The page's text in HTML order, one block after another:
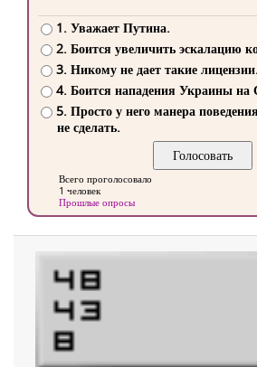
1. Уважает Путина.
2. Боится увеличить эскалацию
3. Никому не дает такие
4. Боится нападения Украины
5. Просто у него манера
не сделать.
Всего проголосовало
1 человек
Прошлые опросы